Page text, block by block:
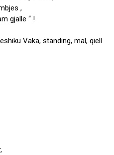
,
gjalle “ !